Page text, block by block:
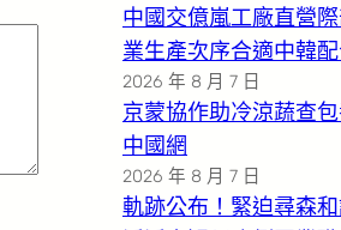
中國交億嵐工廠直營
業生產次序合適中韓
2026 年 8 月 7 日
京蒙協作助冷涼蔬查
中國網
2026 年 8 月 7 日
軌跡公布！緊迫尋森